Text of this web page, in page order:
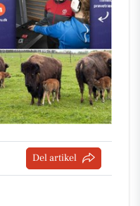
Del artikel